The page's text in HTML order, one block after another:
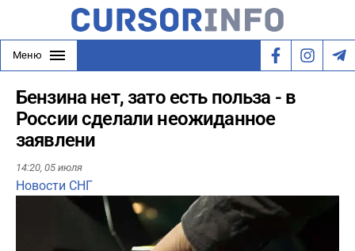
Меню
Бензина нет, зато есть польза - в
России сделали неожиданное
заявлени
14:20, 05 июля
Новости СНГ